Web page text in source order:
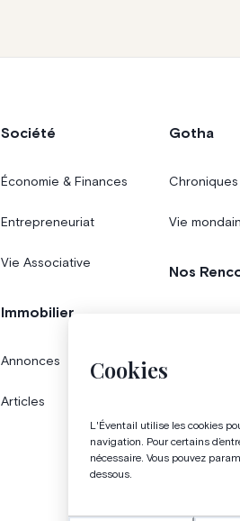
Cookies
L'Éventail utilise les cookies
navigation. Pour certains
nécessaire. Vous pouvez
dessous.
Société
Économie & Finances
Entrepreneuriat
Vie Associative
Immobilier
Annonces
Articles
Gotha
Vie
Nos
Magazine